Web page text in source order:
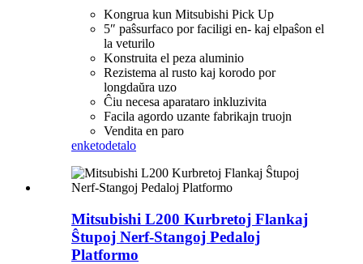
Kongrua kun Mitsubishi Pick Up
5″ paŝsurfaco por faciligi en- kaj elpaŝon el
la veturilo
Konstruita el peza aluminio
Rezistema al rusto kaj korodo por
longdaŭra uzo
Ĉiu necesa aparataro inkluzivita
Facila agordo uzante fabrikajn truojn
Vendita en paro
enketodetalo
Mitsubishi L200 Kurbretoj Flankaj
Ŝtupoj Nerf-Stangoj Pedaloj
Platformo